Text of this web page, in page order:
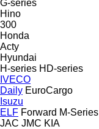
G-series
Hino
300
Honda
Acty
Hyundai
H-series HD-series
IVECO
Daily EuroCargo
Isuzu
ELF Forward M-Series
JAC JMC KIA